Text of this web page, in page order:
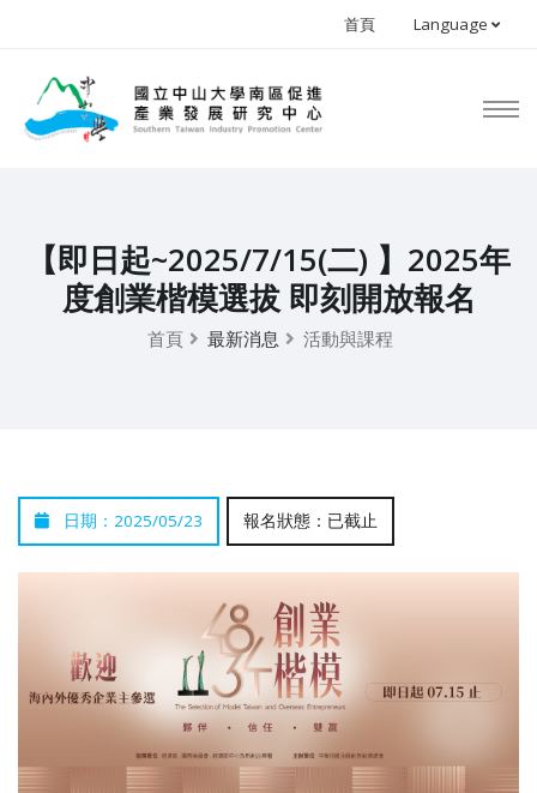
首頁 Language
【即日起~2025/7/15(二) 】2025年
度創業楷模選拔 即刻開放報名
首頁 最新消息 活動與課程
日期：2025/05/23 報名狀態：已截止